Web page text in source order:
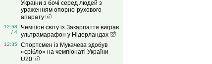
України з бочі серед людей з
ураженням опорно-рухового
апарату
12:58
/ 4
Чемпіон світу із Закарпаття виграв
ультрамарафон у Нідерландах
12:35
Спортсмен із Мукачева здобув
«срібло» на чемпіонаті України
U20